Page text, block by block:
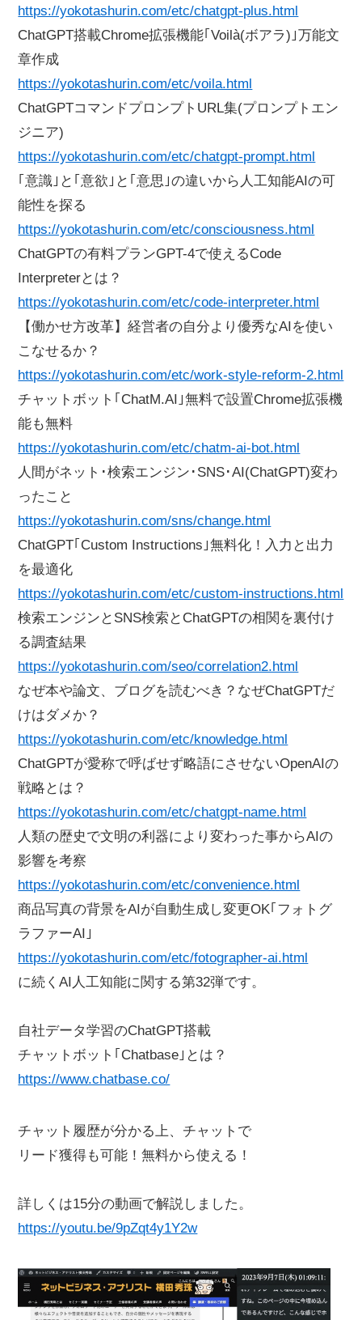
https://yokotashurin.com/etc/chatgpt-plus.html
ChatGPT搭載Chrome拡張機能｢Voilà(ボアラ)｣万能文
章作成
https://yokotashurin.com/etc/voila.html
ChatGPTコマンドプロンプトURL集(プロンプトエン
ジニア)
https://yokotashurin.com/etc/chatgpt-prompt.html
｢意識｣と｢意欲｣と｢意思｣の違いから人工知能AIの可
能性を探る
https://yokotashurin.com/etc/consciousness.html
ChatGPTの有料プランGPT-4で使えるCode
Interpreterとは？
https://yokotashurin.com/etc/code-interpreter.html
【働かせ方改革】経営者の自分より優秀なAIを使い
こなせるか？
https://yokotashurin.com/etc/work-style-reform-2.html
チャットボット｢ChatM.AI｣無料で設置Chrome拡張機
能も無料
https://yokotashurin.com/etc/chatm-ai-bot.html
人間がネット･検索エンジン･SNS･AI(ChatGPT)変わ
ったこと
https://yokotashurin.com/sns/change.html
ChatGPT｢Custom Instructions｣無料化！入力と出力
を最適化
https://yokotashurin.com/etc/custom-instructions.html
検索エンジンとSNS検索とChatGPTの相関を裏付け
る調査結果
https://yokotashurin.com/seo/correlation2.html
なぜ本や論文、ブログを読むべき？なぜChatGPTだ
けはダメか？
https://yokotashurin.com/etc/knowledge.html
ChatGPTが愛称で呼ばせず略語にさせないOpenAIの
戦略とは？
https://yokotashurin.com/etc/chatgpt-name.html
人類の歴史で文明の利器により変わった事からAIの
影響を考察
https://yokotashurin.com/etc/convenience.html
商品写真の背景をAIが自動生成し変更OK｢フォトグ
ラファーAI｣
https://yokotashurin.com/etc/fotographer-ai.html
に続くAI人工知能に関する第32弾です。
自社データ学習のChatGPT搭載
チャットボット｢Chatbase｣とは？
https://www.chatbase.co/
チャット履歴が分かる上、チャットで
リード獲得も可能！無料から使える！
詳しくは15分の動画で解説しました。
https://youtu.be/9pZqt4y1Y2w